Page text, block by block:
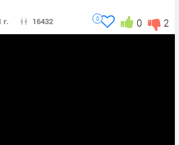
г. 16432 2
0
0